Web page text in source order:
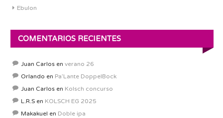
Ebulon
COMENTARIOS RECIENTES
Juan Carlos en verano 26
Orlando en Pa’Lante DoppelBock
Juan Carlos en Kolsch concurso
L.R.S en KOLSCH EG 2025
Makakuel en Doble ipa